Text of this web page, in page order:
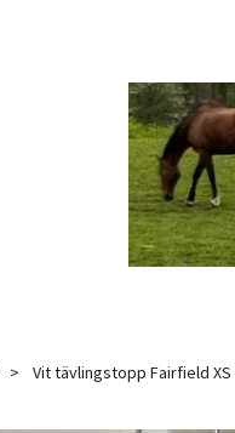
Vit tävlingstopp Fairfield XS